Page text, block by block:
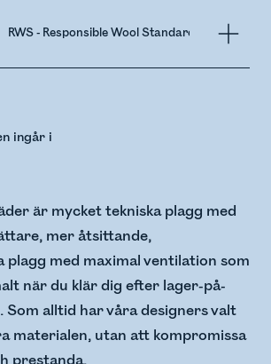
RWS - Responsible Wool Standard
ingår i
är mycket tekniska plagg med
mer åtsittande,
plagg med maximal ventilation som
när du klär dig efter lager-på-
Som alltid har våra designers valt
materialen, utan att kompromissa